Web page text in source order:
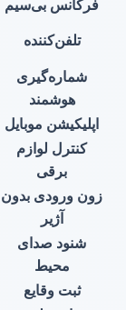
فرکانس بی‌سیم
تلفن‌کننده
شماره‌گیری
هوشمند
اپلیکیشن موبایل
کنترل لوازم
برقی
زون ورودی بدون
آژیر
شنود صدای
محیط
ثبت وقایع